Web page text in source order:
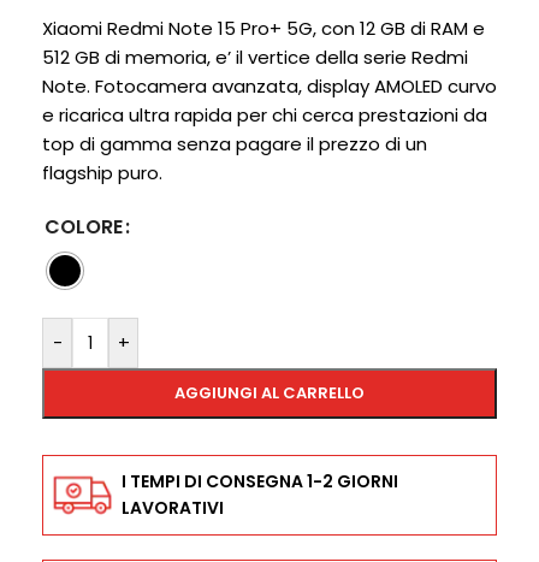
Xiaomi Redmi Note 15 Pro+ 5G, con 12 GB di RAM e
512 GB di memoria, e’ il vertice della serie Redmi
Note. Fotocamera avanzata, display AMOLED curvo
e ricarica ultra rapida per chi cerca prestazioni da
top di gamma senza pagare il prezzo di un
flagship puro.
COLORE
- +
AGGIUNGI AL CARRELLO
I TEMPI DI CONSEGNA 1-2 GIORNI
LAVORATIVI